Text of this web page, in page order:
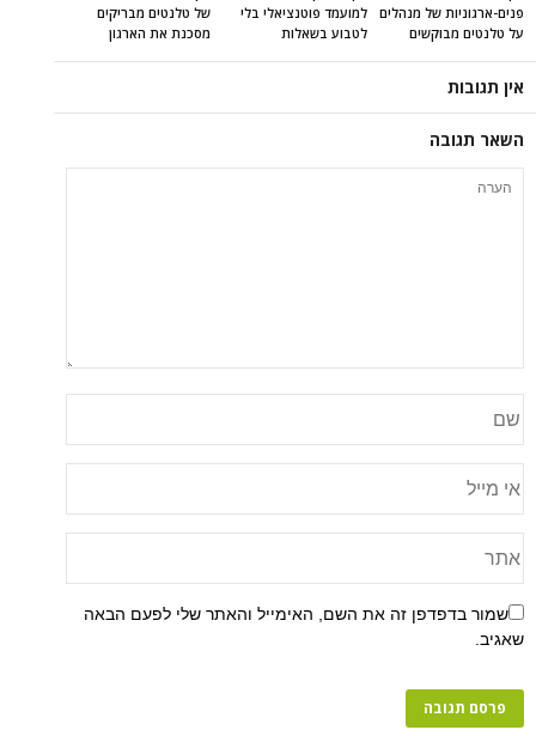
של טלנטים מבריקים
מסכנת את הארגון
למועמד פוטנציאלי בלי
לטבוע בשאלות
פנים-ארגוניות של מנהלים
על טלנטים מבוקשים
אין תגובות
השאר תגובה
שמור בדפדפן זה את השם, האימייל והאתר שלי לפעם הבאה
שאגיב.